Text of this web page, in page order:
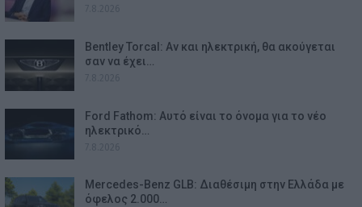
Bentley Torcal: Αν και ηλεκτρική, θα ακούγεται
σαν να έχει…
Ford Fathom: Αυτό είναι το όνομα για το νέο
ηλεκτρικό…
Mercedes-Benz GLB: Διαθέσιμη στην Ελλάδα με
όφελος 2.000…